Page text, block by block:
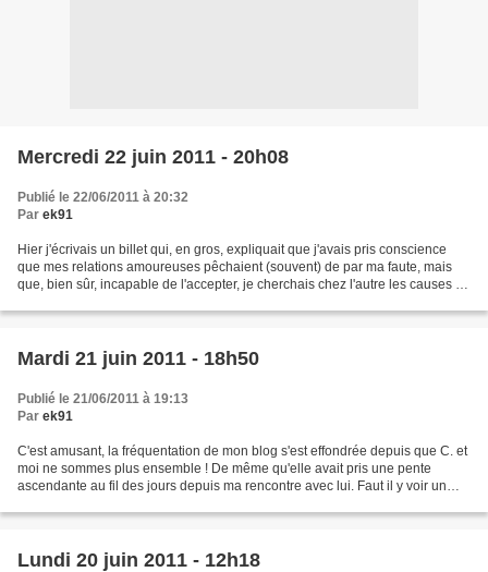
Mercredi 22 juin 2011 - 20h08
Publié le 22/06/2011 à 20:32
Par ek91
Hier j'écrivais un billet qui, en gros, expliquait que j'avais pris conscience
que mes relations amoureuses pêchaient (souvent) de par ma faute, mais
que, bien sûr, incapable de l'accepter, je cherchais chez l'autre les causes du
Mardi 21 juin 2011 - 18h50
Publié le 21/06/2011 à 19:13
Par ek91
C'est amusant, la fréquentation de mon blog s'est effondrée depuis que C. et
moi ne sommes plus ensemble ! De même qu'elle avait pris une pente
ascendante au fil des jours depuis ma rencontre avec lui. Faut il y voir un
Lundi 20 juin 2011 - 12h18